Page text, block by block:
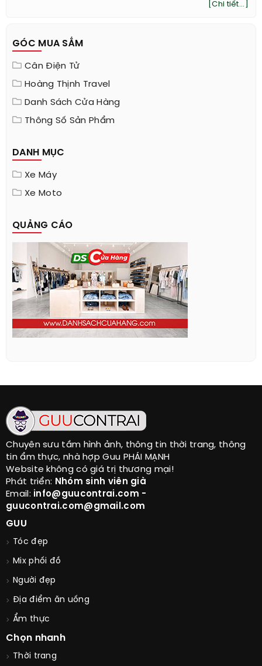
[Chi tiết...]
GÓC MUA SẮM
Cân Điện Tử
Hoàng Thịnh Travel
Danh Sách Cửa Hàng
Thông Số Sản Phẩm
DANH MỤC
Xe Máy
Xe Moto
QUẢNG CÁO
Chuyên sưu tầm hình ảnh, thông tin thời trang, thông
tin ẩm thực, nhà hợp Guu PHÁI MẠNH
Website không có giá trị thương mại!
Phát triển: Nhóm sinh viên già
Email: info@guucontrai.com -
guucontrai.com@gmail.com
GUU
Tóc đẹp
Mix phối đồ
Người đẹp
Địa điểm ăn uống
Ẩm thực
Chọn nhanh
Thời trang